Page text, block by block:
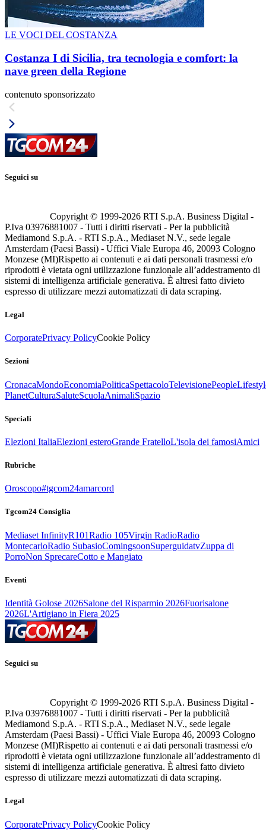
LE VOCI DEL COSTANZA
Costanza I di Sicilia, tra tecnologia e comfort: la
nave green della Regione
contenuto sponsorizzato
Seguici su
Copyright © 1999-2026 RTI S.p.A. Business Digital -
P.Iva 03976881007 - Tutti i diritti riservati - Per la pubblicità
Mediamond S.p.A. - RTI S.p.A., Mediaset N.V., sede legale
Amsterdam (Paesi Bassi) - Uffici Viale Europa 46, 20093 Cologno
Monzese (MI)Rispetto ai contenuti e ai dati personali trasmessi e/o
riprodotti è vietata ogni utilizzazione funzionale all’addestramento di
sistemi di intelligenza artificiale generativa. È altresì fatto divieto
espresso di utilizzare mezzi automatizzati di data scraping.
Legal
CorporatePrivacy PolicyCookie Policy
Sezioni
CronacaMondoEconomiaPoliticaSpettacoloTelevisionePeople
PlanetCulturaSaluteScuolaAnimaliSpazio
Speciali
Elezioni ItaliaElezioni esteroGrande FratelloL'isola dei famosiAmici
Rubriche
Oroscopo#tgcom24amarcord
Tgcom24 Consiglia
Mediaset InfinityR101Radio 105Virgin RadioRadio
MontecarloRadio SubasioComingsoonSuperguidatvZuppa di
PorroNon SprecareCotto e Mangiato
Eventi
Identità Golose 2026Salone del Risparmio 2026Fuorisalone
2026L'Artigiano in Fiera 2025
Seguici su
Copyright © 1999-2026 RTI S.p.A. Business Digital -
P.Iva 03976881007 - Tutti i diritti riservati - Per la pubblicità
Mediamond S.p.A. - RTI S.p.A., Mediaset N.V., sede legale
Amsterdam (Paesi Bassi) - Uffici Viale Europa 46, 20093 Cologno
Monzese (MI)Rispetto ai contenuti e ai dati personali trasmessi e/o
riprodotti è vietata ogni utilizzazione funzionale all’addestramento di
sistemi di intelligenza artificiale generativa. È altresì fatto divieto
espresso di utilizzare mezzi automatizzati di data scraping.
Legal
CorporatePrivacy PolicyCookie Policy